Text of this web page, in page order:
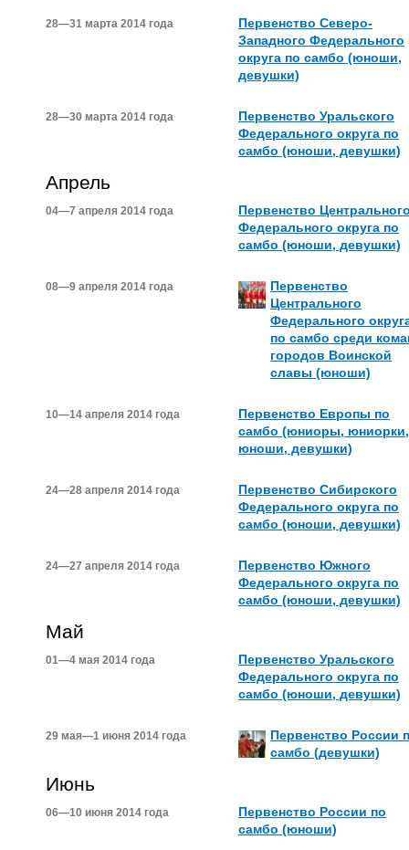
28—31 марта 2014 года
Первенство Северо-
Западного Федерального
округа по самбо (юноши,
девушки)
28—30 марта 2014 года
Первенство Уральского
Федерального округа по
самбо (юноши, девушки)
Апрель
04—7 апреля 2014 года
Первенство
Федерального округа по
самбо (юноши, девушки)
08—9 апреля 2014 года
Первенство
Центрального
Федерального
по самбо среди
городов Воинской
славы (юноши)
10—14 апреля 2014 года
Первенство Европы по
самбо (юниоры, юниорки,
юноши, девушки)
24—28 апреля 2014 года
Первенство Сибирского
Федерального округа по
самбо (юноши, девушки)
24—27 апреля 2014 года
Первенство Южного
Федерального округа по
самбо (юноши, девушки)
Май
01—4 мая 2014 года
Первенство Уральского
Федерального округа по
самбо (юноши, девушки)
29 мая—1 июня 2014 года
Первенство России
самбо (девушки)
Июнь
06—10 июня 2014 года
Первенство России по
самбо (юноши)